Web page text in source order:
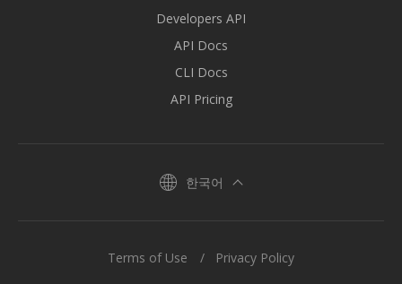
Developers API
API Docs
CLI Docs
API Pricing
한국어
Terms of Use Privacy Policy